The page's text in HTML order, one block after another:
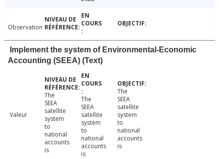
Observation
Implement the system of Environmental-Economic
Accounting (SEEA) (Text)
Valeur
The
SEEA
satellite
system
to
national
accounts
is
The
SEEA
satellite
system
to
national
accounts
is
The
SEEA
satellite
system
to
national
accounts
is